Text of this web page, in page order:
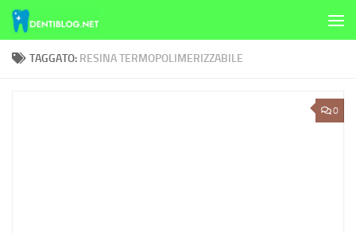
Skip to content
TAGGATO: RESINA TERMOPOLIMERIZZABILE
0